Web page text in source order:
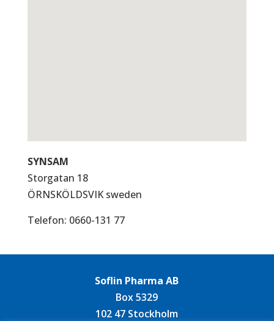
SYNSAM
Storgatan 18
ÖRNSKÖLDSVIKsweden
Telefon: 0660-131 77
Soflin Pharma AB
Box 5329
102 47 Stockholm